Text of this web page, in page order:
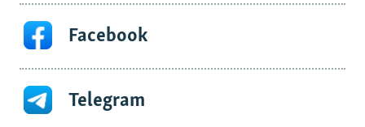
Facebook
Telegram